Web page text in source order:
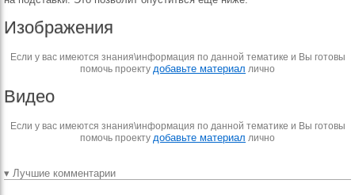
Изображения
Если у вас имеются знания\информация по данной тематике и Вы готовы
помочь проекту добавьте материал лично
Видео
Если у вас имеются знания\информация по данной тематике и Вы готовы
помочь проекту добавьте материал лично
▾ Лучшие комментарии